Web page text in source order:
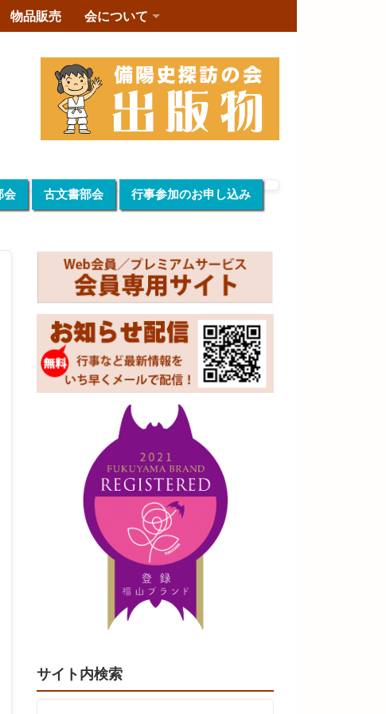
物品販売 会について
会 古文書部会 行事参加のお申し込み
サイト内検索